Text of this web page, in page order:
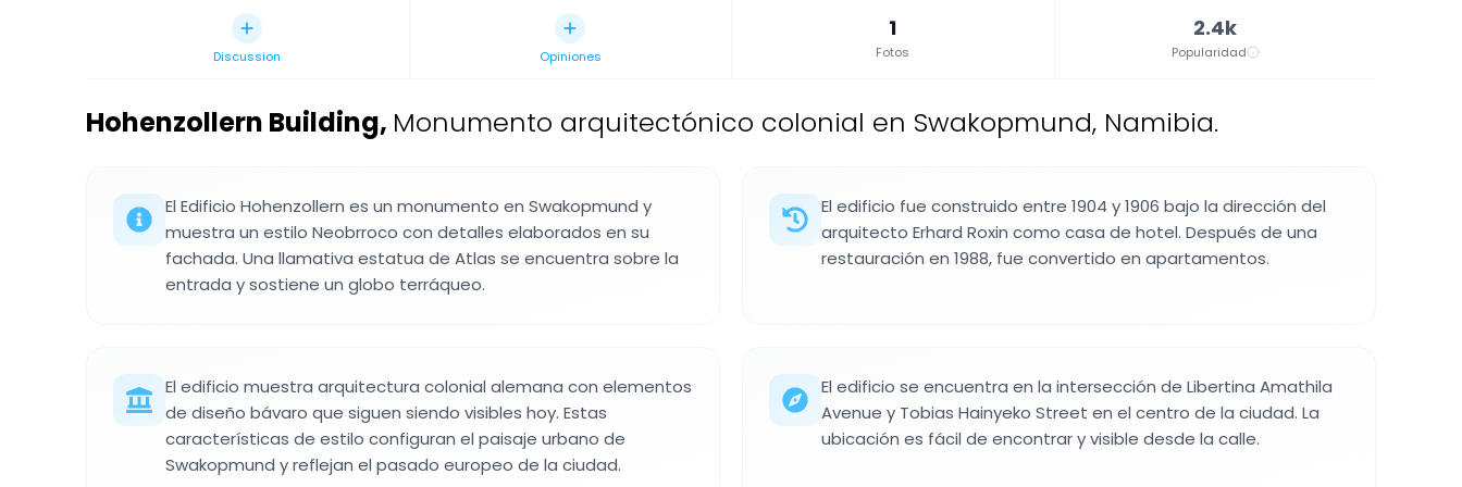
Discussion Opiniones
1
Fotos
2.4k
Popularidad
Hohenzollern Building, Monumento arquitectónico colonial en Swakopmund, Namibia.
El Edificio Hohenzollern es un monumento en Swakopmund y
muestra un estilo Neobrroco con detalles elaborados en su
fachada. Una llamativa estatua de Atlas se encuentra sobre la
entrada y sostiene un globo terráqueo.
El edificio fue construido entre 1904 y 1906 bajo la dirección del
arquitecto Erhard Roxin como casa de hotel. Después de una
restauración en 1988, fue convertido en apartamentos.
El edificio muestra arquitectura colonial alemana con elementos
de diseño bávaro que siguen siendo visibles hoy. Estas
características de estilo configuran el paisaje urbano de
Swakopmund y reflejan el pasado europeo de la ciudad.
El edificio se encuentra en la intersección de Libertina Amathila
Avenue y Tobias Hainyeko Street en el centro de la ciudad. La
ubicación es fácil de encontrar y visible desde la calle.